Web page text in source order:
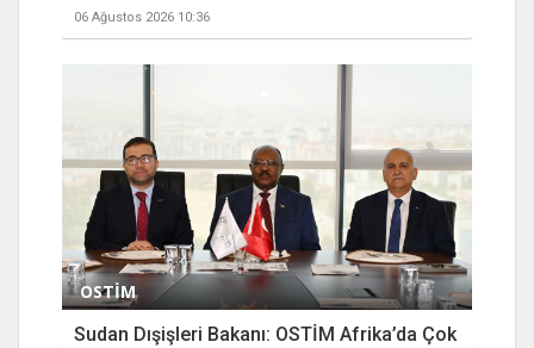
06 Ağustos 2026 10:36
OSTİM
Sudan Dışişleri Bakanı: OSTİM Afrika’da Çok